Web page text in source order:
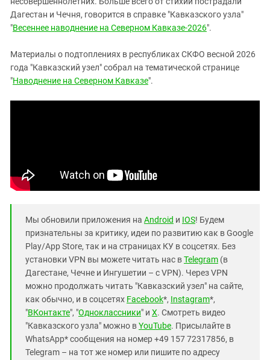
Дагестан и Чечня, говорится в справке "Кавказского узла"
"Весеннее наводнение на Северном Кавказе-2026".
Материалы о подтоплениях в республиках СКФО весной 2026
года "Кавказский узел" собрал на тематической странице
"Наводнение на Северном Кавказе".
Мы обновили приложения на Android и IOS! Будем
признательны за критику, идеи по развитию как в Google
Play/App Store, так и на страницах КУ в соцсетях. Без
установки VPN вы можете читать нас вTelegram (в
Дагестане, Чечне и Ингушетии – с VPN). Через VPN
можно продолжать читать "Кавказский узел" на сайте,
как обычно, и в соцсетях Facebook*, Instagram*,
"ВКонтакте", "Одноклассники" и X. Смотреть видео
"Кавказского узла" можно вYouTube. Присылайте в
WhatsApp* сообщения на номер +49 157 72317856, в
Telegram – на тот же номер или пишите по адресу